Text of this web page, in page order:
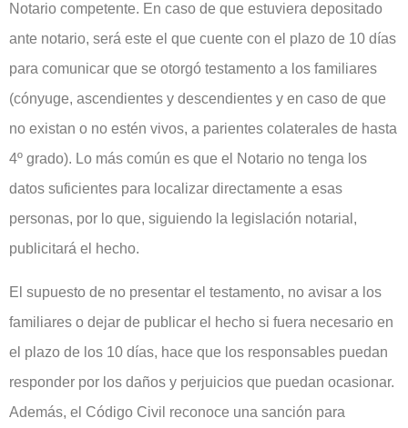
Notario competente. En caso de que estuviera depositado
ante notario, será este el que cuente con el plazo de 10 días
para comunicar que se otorgó testamento a los familiares
(cónyuge, ascendientes y descendientes y en caso de que
no existan o no estén vivos, a parientes colaterales de hasta
4º grado). Lo más común es que el Notario no tenga los
datos suficientes para localizar directamente a esas
personas, por lo que, siguiendo la legislación notarial,
publicitará el hecho.
El supuesto de no presentar el testamento, no avisar a los
familiares o dejar de publicar el hecho si fuera necesario en
el plazo de los 10 días, hace que los responsables puedan
responder por los daños y perjuicios que puedan ocasionar.
Además, el Código Civil reconoce una sanción para